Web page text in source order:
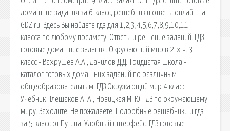
домашние задания за 6 класс, решебник и ответы онлайн на
GDZ.ru. Здесь Вы найдете гдз для 1,2,3,4,5,6,7,8,9,10,11
класса по любому предмету. Ответы и решение заданий. ГДЗ -
готовые домашние задания. Окружающий мир в 2-х ч. 3
класс - Вахрушев А.А., Данилов Д.Д. Тридцатая школа -
каталог готовых домашних заданий по различным
общеобразовательным. ГДЗ Окружающий мир 4 класс
Учебник Плешаков А. А., Новицкая М. Ю. ГДЗ по окружающему
миру. Заходите! Не пожалеете! Подробные решебники и гдз
за 5 класс от Путина. Удобный интерфейс. ГДЗ готовые